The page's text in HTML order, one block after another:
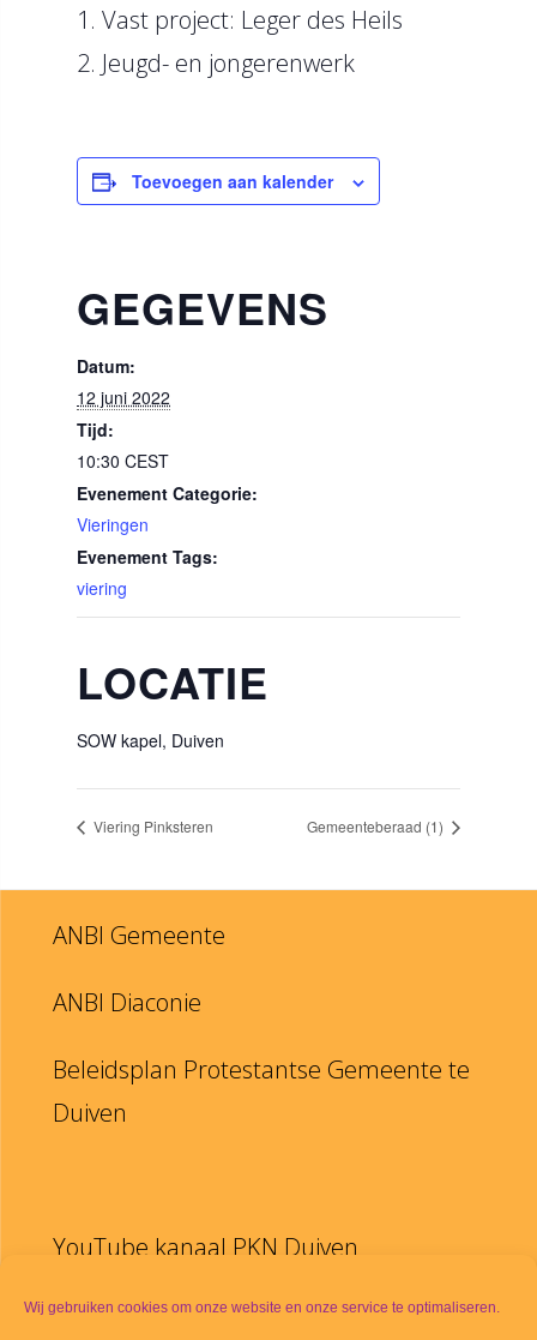
Wij gebruiken cookies om onze website en onze service te optimaliseren.
1. Vast project: Leger des Heils
2. Jeugd- en jongerenwerk
Toevoegen aan kalender
GEGEVENS
Datum:
12 juni 2022
Tijd:
10:30 CEST
Evenement Categorie:
Vieringen
Evenement Tags:
viering
LOCATIE
SOW kapel, Duiven
Viering Pinksteren Gemeenteberaad (1)
ANBI Gemeente
ANBI Diaconie
Beleidsplan Protestantse Gemeente te
Duiven
YouTube kanaal PKN Duiven
Disclaimer